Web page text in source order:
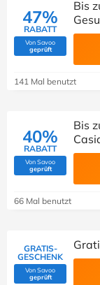
47%
RABATT
Von Savoo
geprüft(Von Savoo geprüft)
Bis
141 Mal benutzt
40%
RABATT
Von Savoo
geprüft(Von Savoo geprüft)
Bis
66 Mal benutzt
GRATIS-
GESCHENK
Von Savoo
geprüft(Von Savoo geprüft)